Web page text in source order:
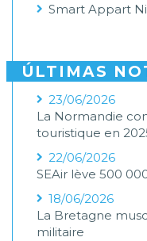
Smart Appart
ÚLTIMAS
23/06/2026
La Normandie
touristique en
22/06/2026
SEAir lève 500
18/06/2026
La Bretagne
militaire